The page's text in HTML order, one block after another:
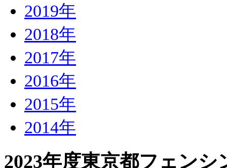
2019年
2018年
2017年
2016年
2015年
2014年
2023年度東京都フェン